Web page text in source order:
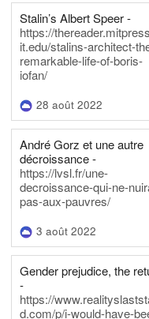
Stalin’s Albert Speer -
https://
it.edu/stalins-architect-
remarkable-life-of-boris-
iofan/
28 août 2022
André Gorz et une autre
décroissance -
https://lvsl.fr/une-
decroissance-qui-ne-
pas-aux-pauvres/
3 août 2022
Gender prejudice, the
-
https://
d.com/p/i-would-have-